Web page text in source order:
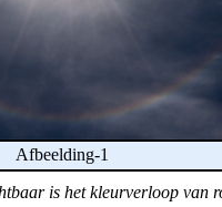
Afbeelding-1
is het kleurverloop